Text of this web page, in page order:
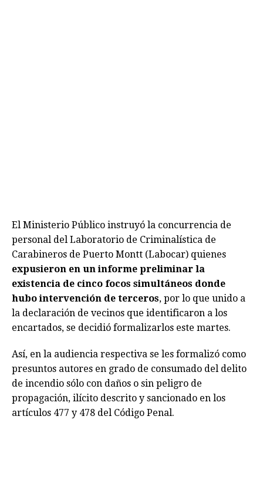
El Ministerio Público instruyó la concurrencia de
personal del Laboratorio de Criminalística de
Carabineros de Puerto Montt (Labocar) quienes
expusieron en un informe preliminar la
existencia de cinco focos simultáneos donde
hubo intervención de terceros, por lo que unido a
la declaración de vecinos que identificaron a los
encartados, se decidió formalizarlos este martes.
Así, en la audiencia respectiva se les formalizó como
presuntos autores en grado de consumado del delito
de incendio sólo con daños o sin peligro de
propagación, ilícito descrito y sancionado en los
artículos 477 y 478 del Código Penal.